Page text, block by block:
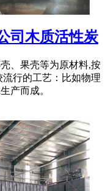
司木质活性炭
、果壳等为原材料,按
行的工艺：比如物理
产而成。